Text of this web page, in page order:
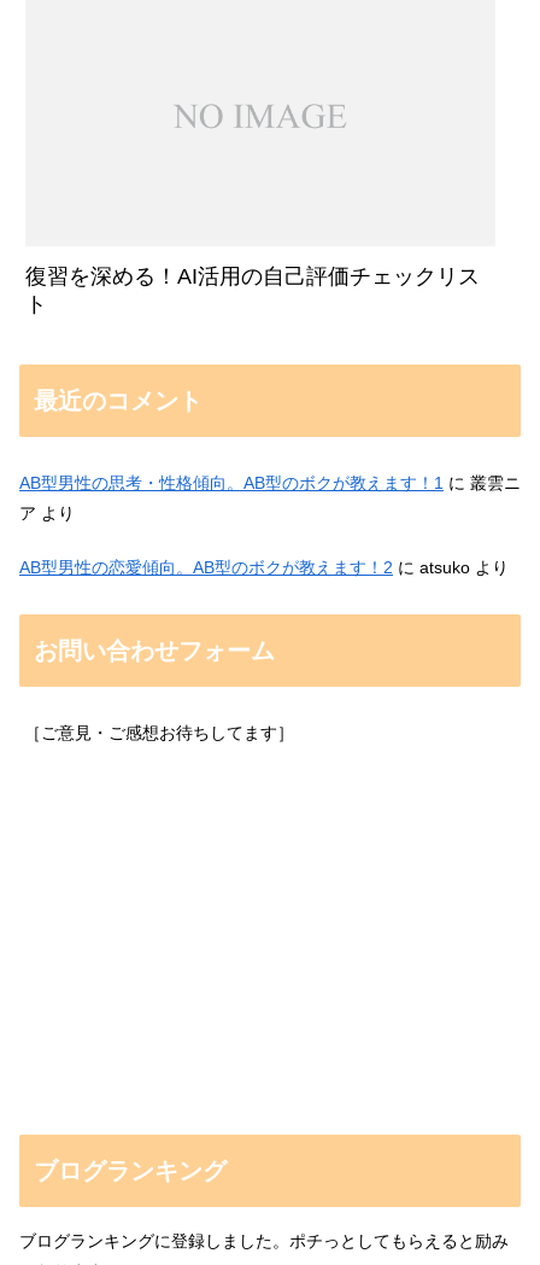
復習を深める！AI活用の自己評価チェックリス
ト
最近のコメント
AB型男性の思考・性格傾向。AB型のボクが教えます！1 に 叢雲ニ
ア より
AB型男性の恋愛傾向。AB型のボクが教えます！2 に atsuko より
お問い合わせフォーム
［ご意見・ご感想お待ちしてます］
ブログランキング
ブログランキングに登録しました。ポチっとしてもらえると励み